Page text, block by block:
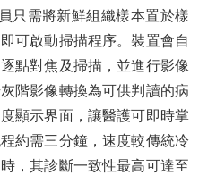
只需將新鮮組織樣本置於樣
可啟動掃描程序。裝置會自
點對焦及掃描，並進行影像
階影像轉換為可供判讀的病
顯示界面，讓醫護可即時掌
約需三分鐘，速度較傳統冷
，其診斷一致性最高可達至